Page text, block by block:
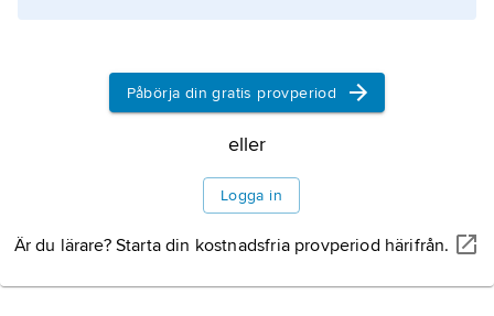
Information om artikeln
Påbörja din gratis provperiod
eller
Logga in
Är du lärare? Starta din kostnadsfria provperiod härifrån.